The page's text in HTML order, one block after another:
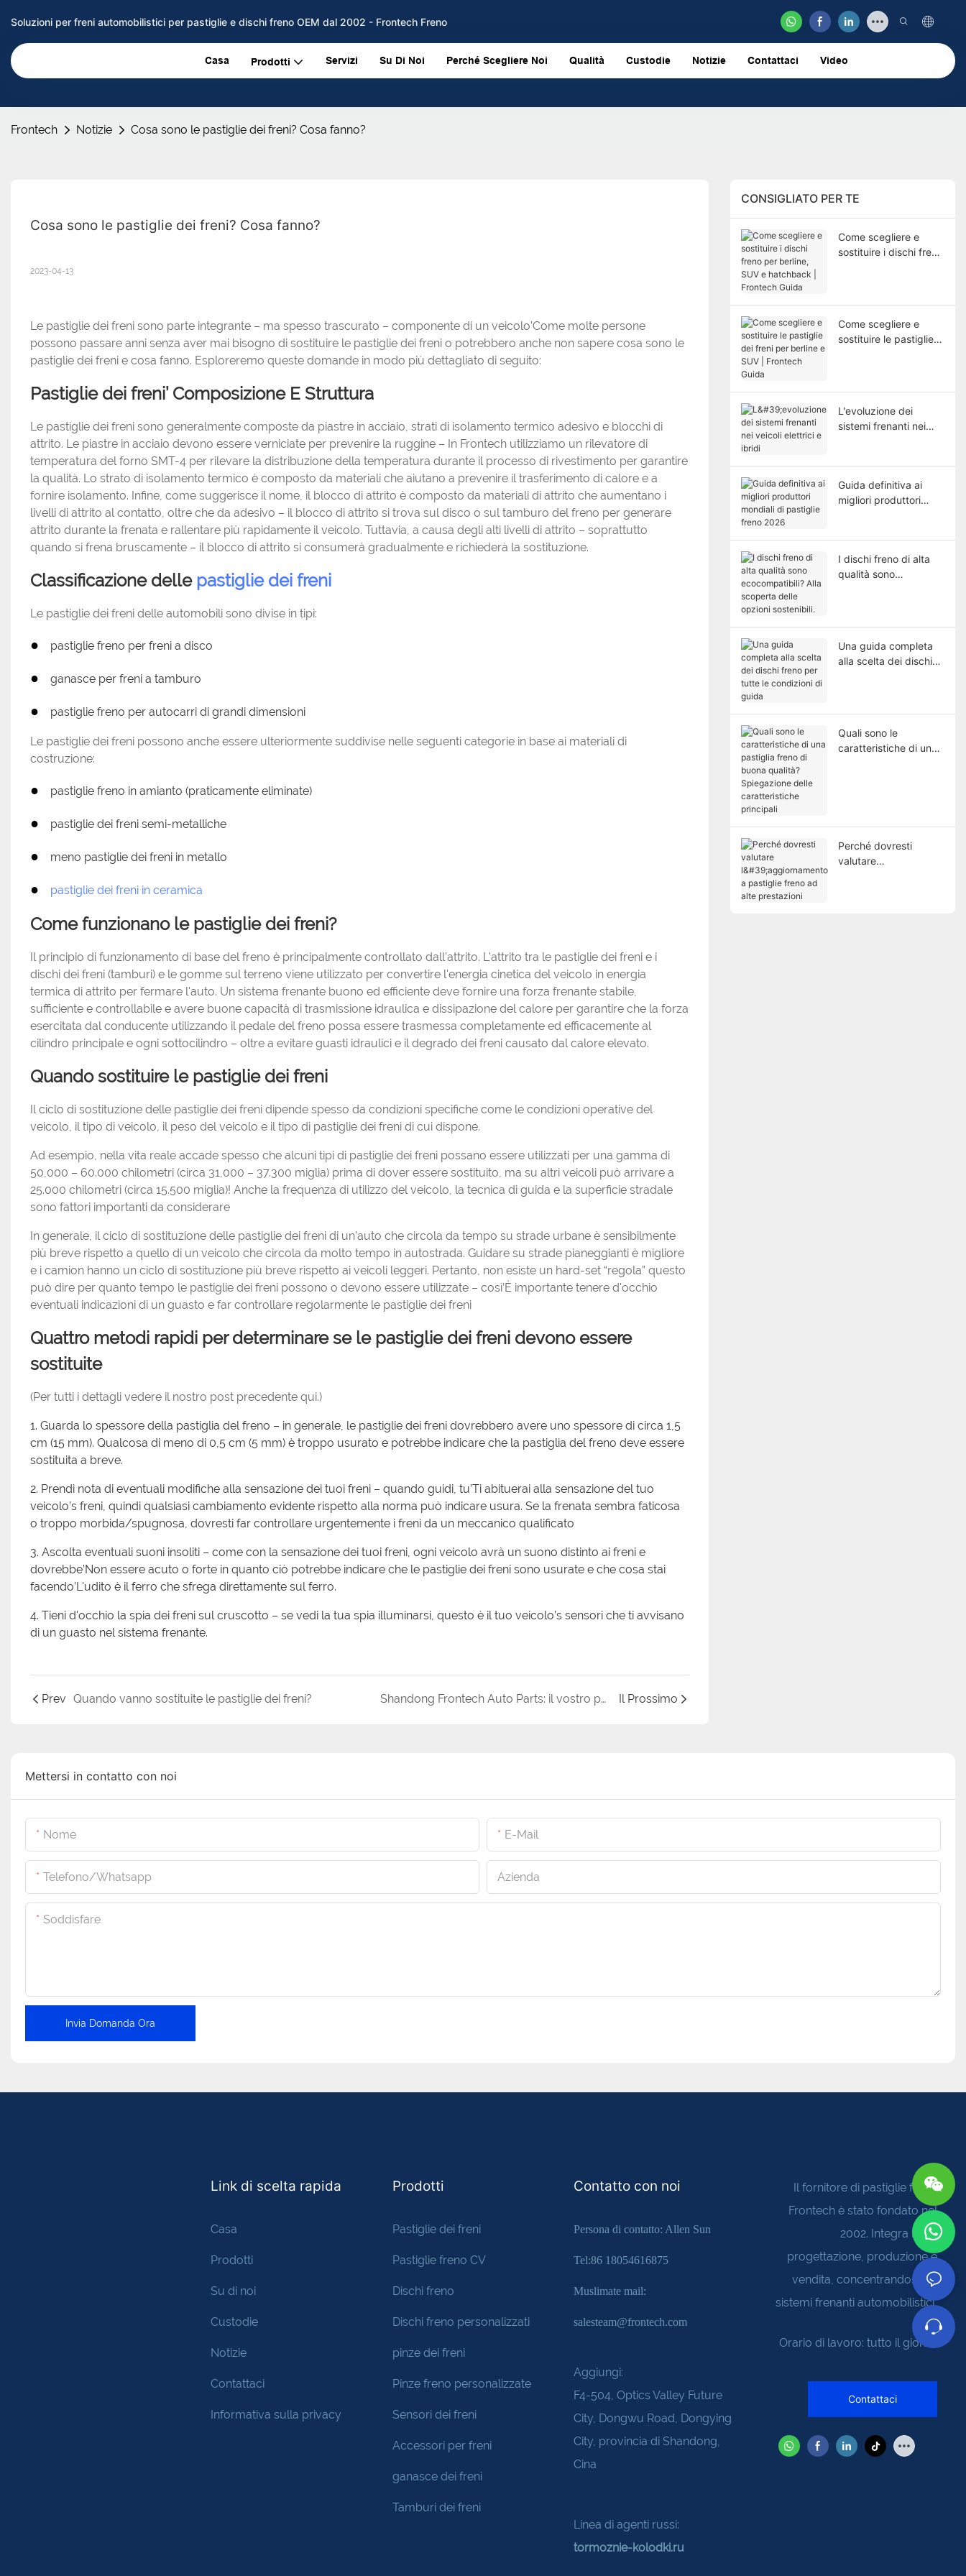
Soluzioni per freni automobilistici per pastiglie e dischi freno OEM dal 2002 - Frontech Freno
Casa Prodotti Servizi Su Di Noi Perché Scegliere Noi Qualità Custodie Notizie Contattaci Video
Frontech Notizie Cosa sono le pastiglie dei freni? Cosa fanno?
Cosa sono le pastiglie dei freni? Cosa fanno?
2023-04-13
Le pastiglie dei freni sono parte integrante – ma spesso trascurato – componente di un veicolo’Come molte persone
possono passare anni senza aver mai bisogno di sostituire le pastiglie dei freni o potrebbero anche non sapere cosa sono le
pastiglie dei freni e cosa fanno. Esploreremo queste domande in modo più dettagliato di seguito:
Pastiglie dei freni’ Composizione E Struttura
Le pastiglie dei freni sono generalmente composte da piastre in acciaio, strati di isolamento termico adesivo e blocchi di
attrito. Le piastre in acciaio devono essere verniciate per prevenire la ruggine – In Frontech utilizziamo un rilevatore di
temperatura del forno SMT-4 per rilevare la distribuzione della temperatura durante il processo di rivestimento per garantire
la qualità. Lo strato di isolamento termico è composto da materiali che aiutano a prevenire il trasferimento di calore e a
fornire isolamento. Infine, come suggerisce il nome, il blocco di attrito è composto da materiali di attrito che aumentano i
livelli di attrito al contatto, oltre che da adesivo – il blocco di attrito si trova sul disco o sul tamburo del freno per generare
attrito durante la frenata e rallentare più rapidamente il veicolo. Tuttavia, a causa degli alti livelli di attrito – soprattutto
quando si frena bruscamente – il blocco di attrito si consumerà gradualmente e richiederà la sostituzione.
Classificazione delle pastiglie dei freni
Le pastiglie dei freni delle automobili sono divise in tipi:
● pastiglie freno per freni a disco
● ganasce per freni a tamburo
● pastiglie freno per autocarri di grandi dimensioni
Le pastiglie dei freni possono anche essere ulteriormente suddivise nelle seguenti categorie in base ai materiali di
costruzione:
● pastiglie freno in amianto (praticamente eliminate)
● pastiglie dei freni semi-metalliche
● meno pastiglie dei freni in metallo
● pastiglie dei freni in ceramica
Come funzionano le pastiglie dei freni?
Il principio di funzionamento di base del freno è principalmente controllato dall'attrito. L'attrito tra le pastiglie dei freni e i
dischi dei freni (tamburi) e le gomme sul terreno viene utilizzato per convertire l'energia cinetica del veicolo in energia
termica di attrito per fermare l'auto. Un sistema frenante buono ed efficiente deve fornire una forza frenante stabile,
sufficiente e controllabile e avere buone capacità di trasmissione idraulica e dissipazione del calore per garantire che la forza
esercitata dal conducente utilizzando il pedale del freno possa essere trasmessa completamente ed efficacemente al
cilindro principale e ogni sottocilindro – oltre a evitare guasti idraulici e il degrado dei freni causato dal calore elevato.
Quando sostituire le pastiglie dei freni
Il ciclo di sostituzione delle pastiglie dei freni dipende spesso da condizioni specifiche come le condizioni operative del
veicolo, il tipo di veicolo, il peso del veicolo e il tipo di pastiglie dei freni di cui dispone.
Ad esempio, nella vita reale accade spesso che alcuni tipi di pastiglie dei freni possano essere utilizzati per una gamma di
50,000 – 60.000 chilometri (circa 31,000 – 37.300 miglia) prima di dover essere sostituito, ma su altri veicoli può arrivare a
25.000 chilometri (circa 15.500 miglia)! Anche la frequenza di utilizzo del veicolo, la tecnica di guida e la superficie stradale
sono fattori importanti da considerare
In generale, il ciclo di sostituzione delle pastiglie dei freni di un'auto che circola da tempo su strade urbane è sensibilmente
più breve rispetto a quello di un veicolo che circola da molto tempo in autostrada. Guidare su strade pianeggianti è migliore
e i camion hanno un ciclo di sostituzione più breve rispetto ai veicoli leggeri. Pertanto, non esiste un hard-set “regola” questo
può dire per quanto tempo le pastiglie dei freni possono o devono essere utilizzate – così’È importante tenere d'occhio
eventuali indicazioni di un guasto e far controllare regolarmente le pastiglie dei freni
Quattro metodi rapidi per determinare se le pastiglie dei freni devono essere
sostituite
(Per tutti i dettagli vedere il nostro post precedente qui.)
1. Guarda lo spessore della pastiglia del freno – in generale, le pastiglie dei freni dovrebbero avere uno spessore di circa 1,5
cm (15 mm). Qualcosa di meno di 0,5 cm (5 mm) è troppo usurato e potrebbe indicare che la pastiglia del freno deve essere
sostituita a breve.
2. Prendi nota di eventuali modifiche alla sensazione dei tuoi freni – quando guidi, tu’Ti abituerai alla sensazione del tuo
veicolo’s freni, quindi qualsiasi cambiamento evidente rispetto alla norma può indicare usura. Se la frenata sembra faticosa
o troppo morbida/spugnosa, dovresti far controllare urgentemente i freni da un meccanico qualificato
3. Ascolta eventuali suoni insoliti – come con la sensazione dei tuoi freni, ogni veicolo avrà un suono distinto ai freni e
dovrebbe’Non essere acuto o forte in quanto ciò potrebbe indicare che le pastiglie dei freni sono usurate e che cosa stai
facendo’L'udito è il ferro che sfrega direttamente sul ferro.
4. Tieni d'occhio la spia dei freni sul cruscotto – se vedi la tua spia illuminarsi, questo è il tuo veicolo’s sensori che ti avvisano
di un guasto nel sistema frenante.
Prev Quando vanno sostituite le pastiglie dei freni? Shandong Frontech Auto Parts: il vostro partner strategico per pastiglie freno e dischi freno affidabili Il Prossimo
CONSIGLIATO PER TE
Come scegliere e
sostituire i dischi freno
Come scegliere e
sostituire le pastiglie
L'evoluzione dei
sistemi frenanti nei
Guida definitiva ai
migliori produttori
I dischi freno di alta
qualità sono
Una guida completa
alla scelta dei dischi
Quali sono le
caratteristiche di una
Perché dovresti
valutare
Mettersi in contatto con noi
Nome E-Mail
Telefono/whatsapp Azienda
Soddisfare
Invia Domanda Ora
Link di scelta rapida
Casa
Prodotti
Su di noi
Custodie
Notizie
Contattaci
Informativa sulla privacy
Prodotti
Pastiglie dei freni
Pastiglie freno CV
Dischi freno
Dischi freno personalizzati
pinze dei freni
Pinze freno personalizzate
Sensori dei freni
Accessori per freni
ganasce dei freni
Tamburi dei freni
Contatto con noi
Persona di contatto: Allen Sun
Tel:86 18054616875
Muslimate mail:
salesteam@frontech.com
Aggiungi:
F4-504, Optics Valley Future
City, Dongwu Road, Dongying
City, provincia di Shandong,
Cina
Linea di agenti russi:
tormoznie-kolodki.ru
Il fornitore di pastiglie freno
Frontech è stato fondato nel
2002. Integra R&D,
progettazione, produzione e
vendita, concentrandosi sui
sistemi frenanti automobilistici
Orario di lavoro: tutto il giorno
Contattaci